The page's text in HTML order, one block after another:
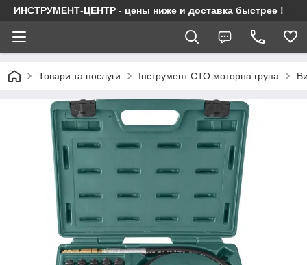
ИНСТРУМЕНТ-ЦЕНТР - цены ниже и доставка быстрее !
Товари та послуги Інструмент СТО моторна група